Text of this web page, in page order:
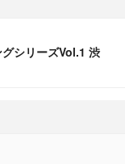
シリーズVol.1 渋